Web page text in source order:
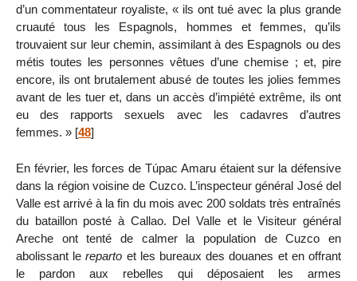
d’un commentateur royaliste, « ils ont tué avec la plus grande
cruauté tous les Espagnols, hommes et femmes, qu’ils
trouvaient sur leur chemin, assimilant à des Espagnols ou des
métis toutes les personnes vêtues d’une chemise ; et, pire
encore, ils ont brutalement abusé de toutes les jolies femmes
avant de les tuer et, dans un accès d’impiété extrême, ils ont
eu des rapports sexuels avec les cadavres d’autres
femmes. » [48]
En février, les forces de Túpac Amaru étaient sur la défensive
dans la région voisine de Cuzco. L’inspecteur général José del
Valle est arrivé à la fin du mois avec 200 soldats très entraînés
du bataillon posté à Callao. Del Valle et le Visiteur général
Areche ont tenté de calmer la population de Cuzco en
abolissant lereparto et les bureaux des douanes et en offrant
le pardon aux rebelles qui déposaient les armes